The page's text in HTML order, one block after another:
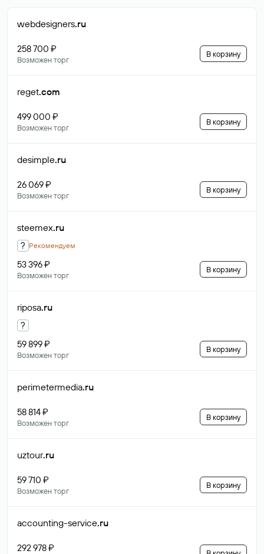
webdesigners.ru
258 700 ₽
Возможен торг
В корзину
reget.com
499 000 ₽
Возможен торг
В корзину
desimple.ru
26 069 ₽
Возможен торг
В корзину
steemex.ru
? Рекомендуем
53 396 ₽
Возможен торг
В корзину
riposa.ru
?
59 899 ₽
Возможен торг
В корзину
perimetermedia.ru
58 814 ₽
Возможен торг
В корзину
uztour.ru
59 710 ₽
Возможен торг
В корзину
accounting-service.ru
292 978 ₽